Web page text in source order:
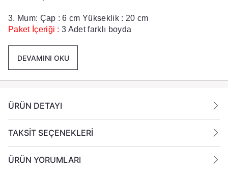
3. Mum: Çap : 6 cm Yükseklik : 20 cm
Paket İçeriği : 3 Adet farklı boyda
Ek Bilgiler:
Mumları yanıcı maddelerin yakınlarına koymayın
DEVAMINI OKU
ÜRÜN DETAYI
TAKSİT SEÇENEKLERİ
ÜRÜN YORUMLARI